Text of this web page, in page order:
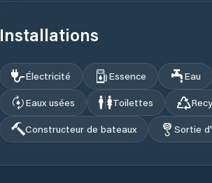
Installations
Électricité Essence Eau
Eaux usées
Toilettes
Constructeur de bateaux
Sortie